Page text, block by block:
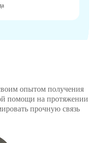
опытом получения
помощи на протяжении
прочную связь